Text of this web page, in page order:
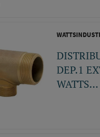
DEP.1
WATTS...